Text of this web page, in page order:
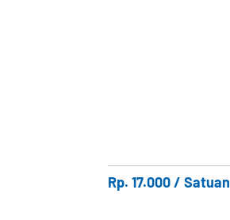
Rp. 17.000 / Satuan